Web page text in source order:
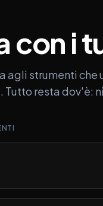
coni
agli strumenti
Tutto resta dov'è: